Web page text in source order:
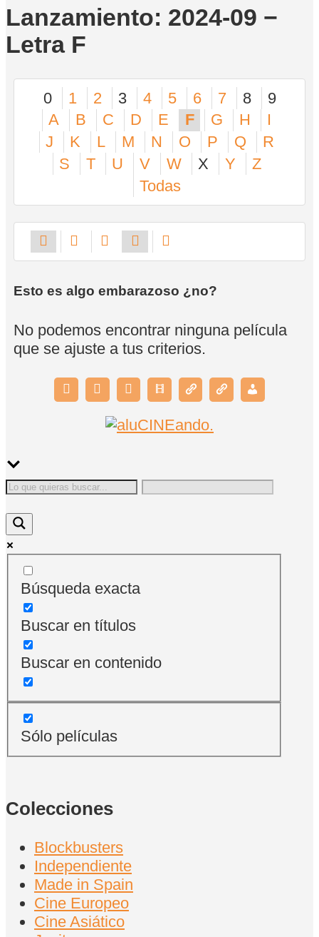
Lanzamiento: 2024-09 −
Letra F
0 1 2 3 4 5 6 7 8
9
A
B C D E F G H
I
J
K L M N O P Q
R
S
T U V W X Y
Z
Todas
Esto es algo embarazoso ¿no?
No podemos encontrar ninguna película
que se ajuste a tus criterios.
Búsqueda exacta
Buscar en títulos
Buscar en contenido
Sólo películas
Colecciones
Blockbusters
Independiente
Made in Spain
Cine Europeo
Cine Asiático